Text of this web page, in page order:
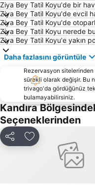
Ziya Bey Tatil Koyu'de bir
Ziya Bey Tatil Koyu'de evcil
Ziya Bey Tatil Koyu'de
Ziya Bey Tatil Koyu nerede
Ziya Bey Tatil Koyu'e yakın
Daha fazlasını görüntüle
Rezervasyon sitelerinden
sürekli olarak değişir. Bu
trivago'da gördüğünüz
bulamayabilirsiniz.
Kandıra
Seçeneklerinden
Paylaş Favorilerime ekle